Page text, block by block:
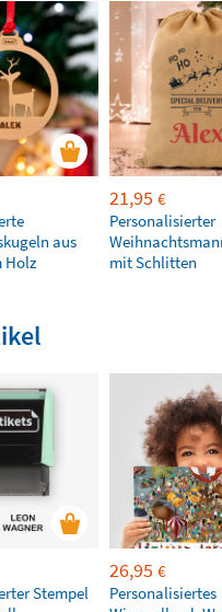
aus
Holz
21,95 €
Personalisierter
mit Schlitten
Stempel
26,95 €
Personalisiertes